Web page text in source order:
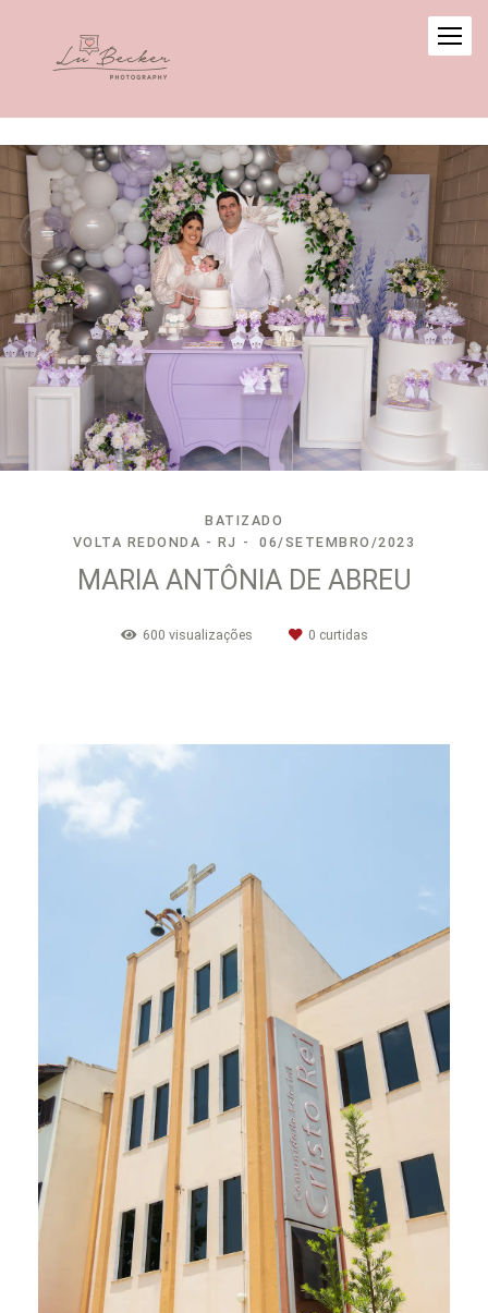
BATIZADO
VOLTA REDONDA - RJ
06/SETEMBRO/2023
MARIA ANTÔNIA DE ABREU
600 visualizações 0 curtidas